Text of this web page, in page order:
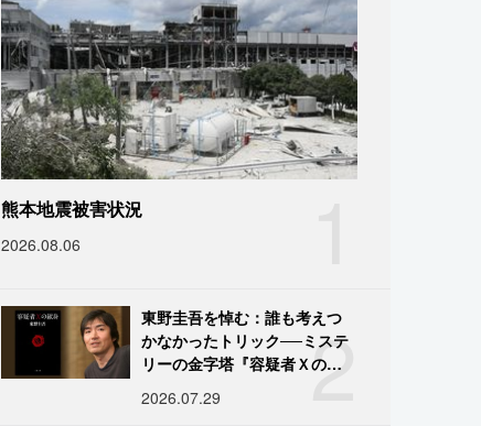
熊本地震被害状況
2026.08.06
2
東野圭吾を悼む：誰も考えつ
かなかったトリック──ミステ
リーの金字塔『容疑者Ｘの献
2026.07.29